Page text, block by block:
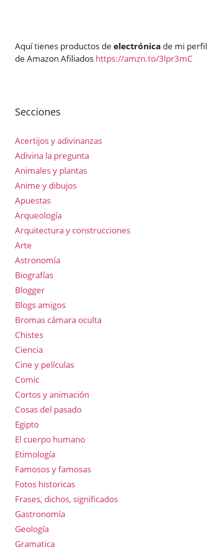
Aquí tienes productos de electrónica de mi perfil
de Amazon Afiliados https://amzn.to/3lpr3mC
Secciones
Acertijos y adivinanzas
Adivina la pregunta
Animales y plantas
Anime y dibujos
Apuestas
Arqueología
Arquitectura y construcciones
Arte
Astronomía
Biografías
Blogger
Blogs amigos
Bromas cámara oculta
Chistes
Ciencia
Cine y películas
Comic
Cortos y animación
Cosas del pasado
Egipto
El cuerpo humano
Etimología
Famosos y famosas
Fotos historicas
Frases, dichos, significados
Gastronomía
Geología
Gramatica